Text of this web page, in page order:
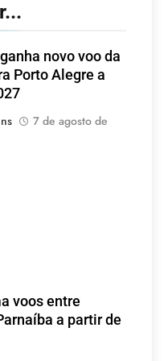
novo voo da
Porto Alegre a
7 de agosto de
voos entre
a partir de